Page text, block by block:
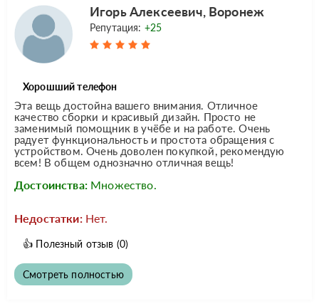
Игорь Алексеевич, Воронеж
Репутация: +25
Хорошший телефон
Эта вещь достойна вашего внимания. Отличное
качество сборки и красивый дизайн. Просто не
заменимый помощник в учёбе и на работе. Очень
радует функциональность и простота обращения с
устройством. Очень доволен покупкой, рекомендую
всем! В общем однозначно отличная вещь!
Достоинства: Множество.
Недостатки: Нет.
👍 Полезный отзыв (0)
Смотреть полностью